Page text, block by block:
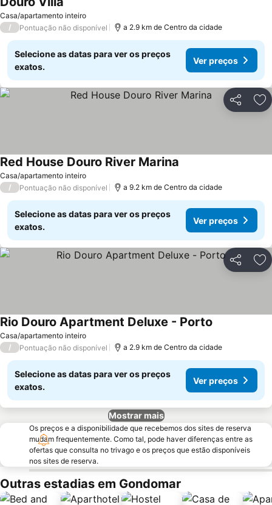
Casa/apartamento inteiro
/ Pontuação não disponível a 2.9 km de Centro da cidade
Selecione as datas para ver os preços
exatos.
Ver preços
Partilhar
Casa/apartamento inteiro
Red House Douro River Marina
/ Pontuação não disponível a 9.2 km de Centro da cidade
Selecione as datas para ver os preços
exatos.
Ver preços
Partilhar
Casa/apartamento inteiro
Rio Douro Apartment Deluxe - Porto
/ Pontuação não disponível a 2.9 km de Centro da cidade
Selecione as datas para ver os preços
exatos.
Ver preços
Mostrar mais
Os preços e a disponibilidade que recebemos dos sites de reserva
mudam frequentemente. Como tal, pode haver diferenças entre as
ofertas que consulta no trivago e os preços que estão disponíveis
nos sites de reserva.
Outras estadias em Gondomar